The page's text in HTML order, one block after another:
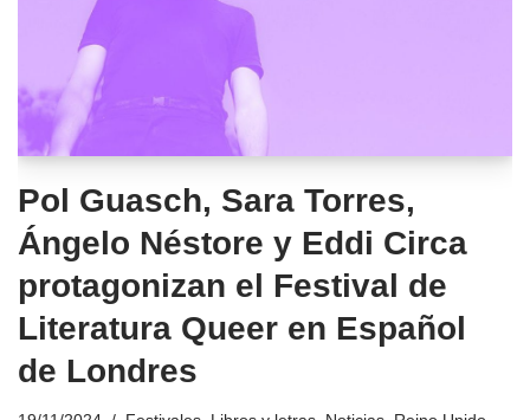
Pol Guasch, Sara Torres,
Ángelo Néstore y Eddi Circa
protagonizan el Festival de
Literatura Queer en Español
de Londres